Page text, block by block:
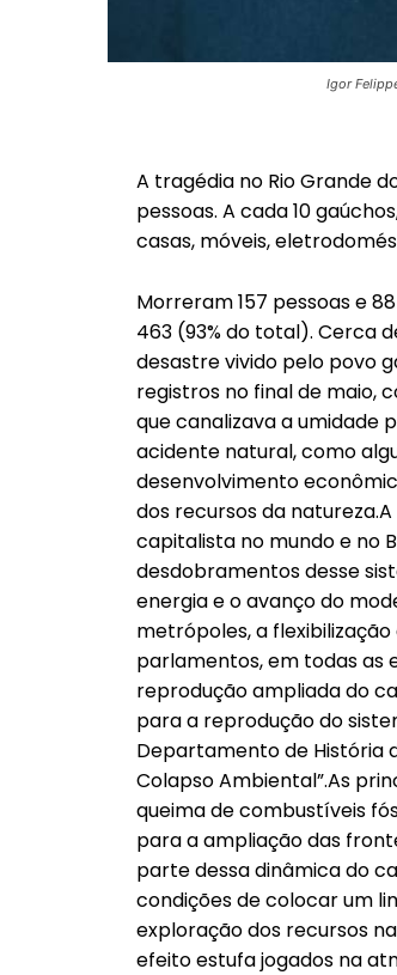
Igor
A tragédia no Rio Grande
pessoas. A cada 10
casas, móveis,
Morreram 157 pessoas e
463 (93% do total). Cerca
desastre vivido pelo povo
registros no final de maio,
que canalizava a umidade
acidente natural, como
desenvolvimento
dos recursos da
capitalista no mundo e no
desdobramentos desse
energia e o avanço do
metrópoles, a
parlamentos, em todas as
reprodução ampliada do
para a reprodução do
Departamento de História
Colapso Ambiental”.As
queima de combustíveis
para a ampliação das
parte dessa dinâmica do
condições de colocar um
exploração dos recursos
efeito estufa jogados na